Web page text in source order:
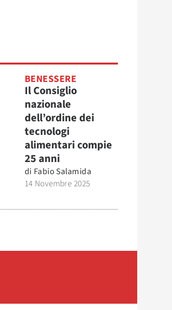
BENESSERE
Il Consiglio
nazionale
dell’ordine dei
tecnologi
alimentari compie
25 anni
di Fabio Salamida
14 Novembre 2025